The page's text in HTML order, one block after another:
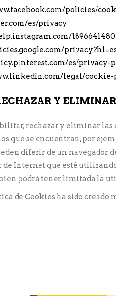
policies/
es/privacy
es/privacy-
legal/
Y
rechazar y eliminar
que se encuentran, por
diferir de un navegador
de Internet que esté
podrá tener limitada la
de Cookies ha sido creado